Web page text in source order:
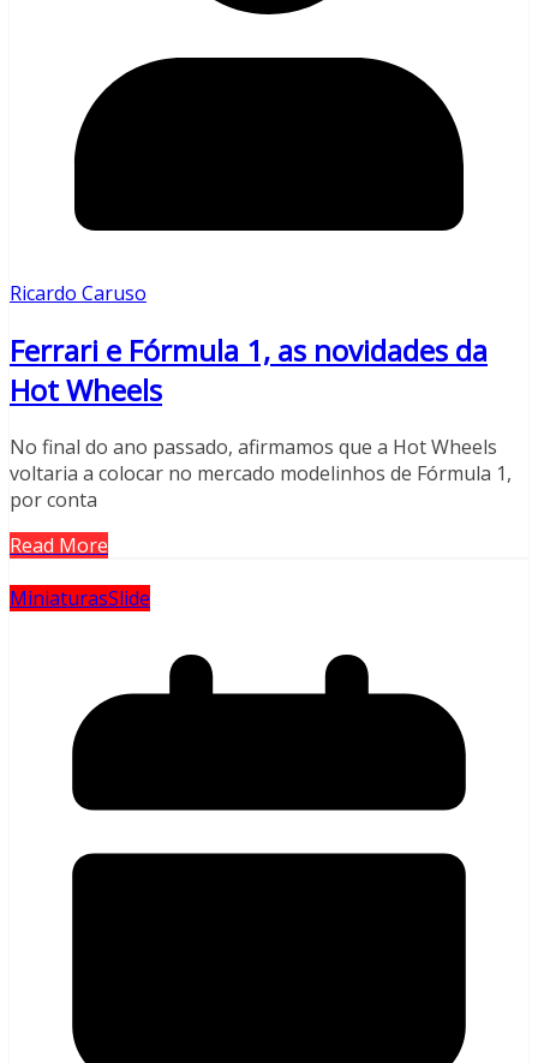
Ricardo Caruso
Ferrari e Fórmula 1, as novidades da
Hot Wheels
No final do ano passado, afirmamos que a Hot Wheels
voltaria a colocar no mercado modelinhos de Fórmula 1,
por conta
Read More
MiniaturasSlide